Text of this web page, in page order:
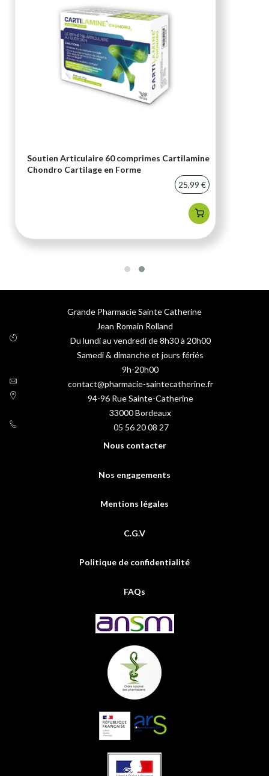
Soutien Articulaire 60 comprimes Cartilamine
Chondro Cartilage en Forme
25,99 €
Grande Pharmacie Sainte Catherine
Jean Romain Rolland
Du lundi au vendredi de 8h30 à 20h00
Samedi & dimanche et jours fériés
9h-20h00
contact@pharmacie-saintecatherine.fr
94-96 Rue Sainte-Catherine
33000Bordeaux
05 56 20 08 27
Nous contacter
Nos engagements
Mentions légales
C.G.V
Politique de confidentialité
FAQs